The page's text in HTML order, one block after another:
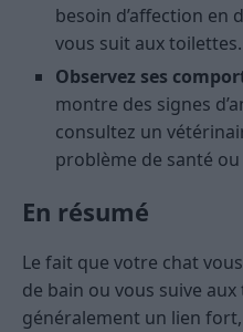
besoin d’affection en
vous suit aux toilettes.
Observez ses
montre des signes
consultez un
problème de santé
En résumé
Le fait que votre chat
de bain ou vous suive
généralement un lien